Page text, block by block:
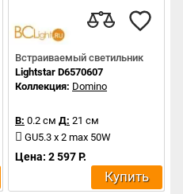
Встраиваемый светильник
Lightstar D6570607
Коллекция: Domino
В: 0.2 см Д: 21 см
GU5.3 x 2 max 50W
Цена: 2 597 Р.
Купить